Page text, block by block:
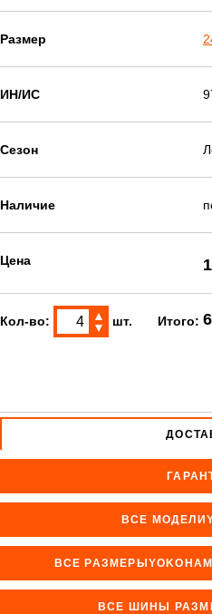
Размер
ИН/ИС
Сезон
Наличие
Цена
Кол-во:
▲
▼
шт. Итого:
ВСЕ
ВСЕ
ВСЕ ШИНЫ